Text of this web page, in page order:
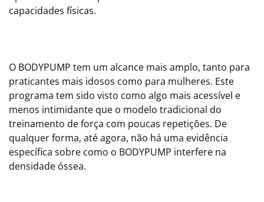
capacidades físicas.
O BODYPUMP tem um alcance mais amplo, tanto para
praticantes mais idosos como para mulheres. Este
programa tem sido visto como algo mais acessível e
menos intimidante que o modelo tradicional do
treinamento de força com poucas repetições. De
qualquer forma, até agora, não há uma evidência
específica sobre como o BODYPUMP interfere na
densidade óssea.